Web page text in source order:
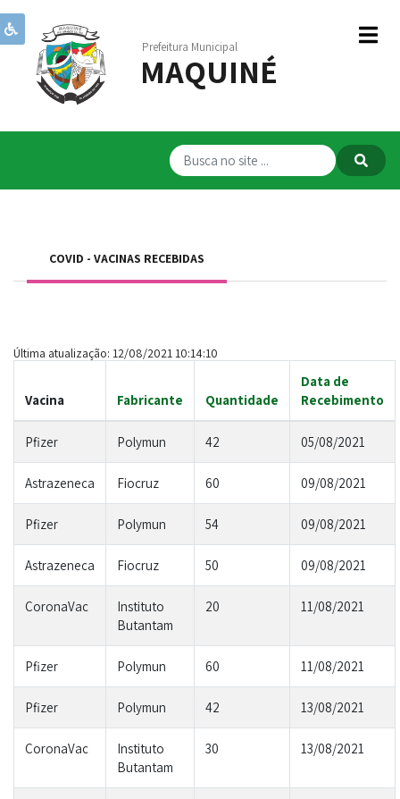
Prefeitura Municipal
MAQUINÉ
Institucional
Governo
ServiçosCOVID - VACINAS RECEBIDAS
Última atualização: 12/08/2021 10:14:10
Vacina Fabricante Quantidade
Data de
Recebimento
Pfizer Polymun 42 05/08/2021
Astrazeneca Fiocruz 60 09/08/2021
Pfizer Polymun 54 09/08/2021
Astrazeneca Fiocruz 50 09/08/2021
CoronaVac
Instituto
Butantam
20 11/08/2021
Pfizer Polymun 60 11/08/2021
Pfizer Polymun 42 13/08/2021
CoronaVac
Instituto
Butantam
30 13/08/2021